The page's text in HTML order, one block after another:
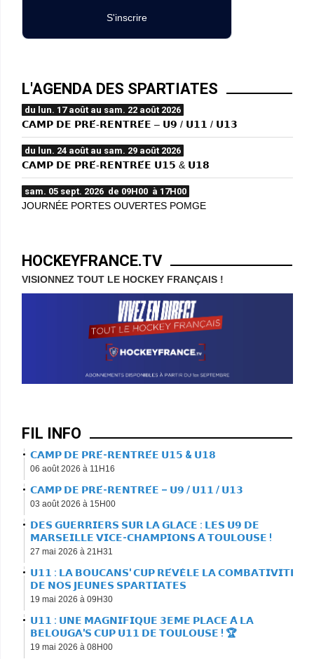
S'inscrire
L'AGENDA DES SPARTIATES
du lun. 17 août au sam. 22 août 2026
𝗖𝗔𝗠𝗣 𝗗𝗘 𝗣𝗥𝗘́-𝗥𝗘𝗡𝗧𝗥𝗘́𝗘 – 𝗨𝟵 / 𝗨𝟭𝟭 / 𝗨𝟭𝟯
du lun. 24 août au sam. 29 août 2026
𝗖𝗔𝗠𝗣 𝗗𝗘 𝗣𝗥𝗘́-𝗥𝗘𝗡𝗧𝗥𝗘́𝗘 𝗨𝟭𝟱 & 𝗨𝟭𝟴
sam. 05 sept. 2026 de 09H00 à 17H00
JOURNÉE PORTES OUVERTES POMGE
HOCKEYFRANCE.TV
VISIONNEZ TOUT LE HOCKEY FRANÇAIS !
FIL INFO
𝗖𝗔𝗠𝗣 𝗗𝗘 𝗣𝗥𝗘́-𝗥𝗘𝗡𝗧𝗥𝗘́𝗘 𝗨𝟭𝟱 & 𝗨𝟭𝟴
06 août 2026 à 11H16
𝗖𝗔𝗠𝗣 𝗗𝗘 𝗣𝗥𝗘́-𝗥𝗘𝗡𝗧𝗥𝗘́𝗘 – 𝗨𝟵 / 𝗨𝟭𝟭 / 𝗨𝟭𝟯
03 août 2026 à 15H00
𝗗𝗘𝗦 𝗚𝗨𝗘𝗥𝗥𝗜𝗘𝗥𝗦 𝗦𝗨𝗥 𝗟𝗔 𝗚𝗟𝗔𝗖𝗘 : 𝗟𝗘𝗦 𝗨𝟵 𝗗𝗘
𝗠𝗔𝗥𝗦𝗘𝗜𝗟𝗟𝗘 𝗩𝗜𝗖𝗘-𝗖𝗛𝗔𝗠𝗣𝗜𝗢𝗡𝗦 𝗔̀ 𝗧𝗢𝗨𝗟𝗢𝗨𝗦𝗘 !
27 mai 2026 à 21H31
𝗨𝟭𝟭 : 𝗟𝗔 𝗕𝗢𝗨𝗖𝗔𝗡𝗦' 𝗖𝗨𝗣 𝗥𝗘́𝗩𝗘̀𝗟𝗘 𝗟𝗔 𝗖𝗢𝗠𝗕𝗔𝗧𝗜𝗩𝗜𝗧𝗘́
𝗗𝗘 𝗡𝗢𝗦 𝗝𝗘𝗨𝗡𝗘𝗦 𝗦𝗣𝗔𝗥𝗧𝗜𝗔𝗧𝗘𝗦
19 mai 2026 à 09H30
𝗨𝟭𝟭 : 𝗨𝗡𝗘 𝗠𝗔𝗚𝗡𝗜𝗙𝗜𝗤𝗨𝗘 𝟯𝗘𝗠𝗘 𝗣𝗟𝗔𝗖𝗘 𝗔̀ 𝗟𝗔
𝗕𝗘𝗟𝗢𝗨𝗚𝗔'𝗦 𝗖𝗨𝗣 𝗨𝟭𝟭 𝗗𝗘 𝗧𝗢𝗨𝗟𝗢𝗨𝗦𝗘 ! 🏆
19 mai 2026 à 08H00